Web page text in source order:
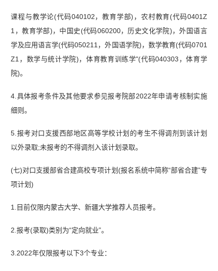
课程与教学论(代码040102，教育学部)，农村教育(代码0401Z
1，教育学部)，中国史(代码060200，历史文化学院)，外国语言
学及应用语言学(代码050211，外国语学院)，数学教育(代码0701
Z1，数学与统计学院)，体育教育训练学"(代码040303，体育学
院)。
4.具体报考条件及其他要求参见报考院部2022年申请考核制实施
细则。
5.报考对口支援西部地区高等学校计划的考生不得调剂到该计划
以外录取;未报考的不得调剂入该计划录取。
(七)对口支援部省合建高校专项计划(报名系统中简称“部省合建”专
项计划)
1.目前仅限内蒙古大学、新疆大学推荐人员报考。
2.报考(录取)类别为“定向就业”。
3.2022年仅限报考以下3个专业：